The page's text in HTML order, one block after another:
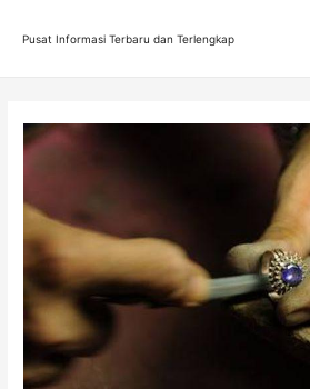
Pusat Informasi Terbaru dan Terlengkap